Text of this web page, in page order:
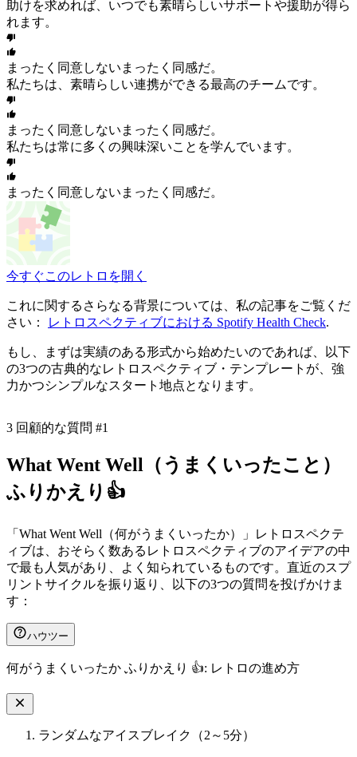
助けを求めれば、いつでも素晴らしいサポートや援助が得ら
れます。
まったく同意しない まったく同感だ。
私たちは、素晴らしい連携ができる最高のチームです。
まったく同意しない まったく同感だ。
私たちは常に多くの興味深いことを学んでいます。
まったく同意しない まったく同感だ。
今すぐこのレトロを開く
これに関するさらなる背景については、私の記事をご覧くだ
さい：
レトロスペクティブにおける Spotify Health Check.
もし、まずは実績のある形式から始めたいのであれば、以下
の3つの古典的なレトロスペクティブ・テンプレートが、強
力かつシンプルなスタート地点となります。
3 回顧的な質問 #1
What Went Well（うまくいったこと）
ふりかえり👍
「What Went Well（何がうまくいったか）」レトロスペクテ
ィブは、おそらく数あるレトロスペクティブのアイデアの中
で最も人気があり、よく知られているものです。直近のスプ
リントサイクルを振り返り、以下の3つの質問を投げかけま
す：
ハウツー
何がうまくいったか ふりかえり 👍: レトロの進め方
ランダムなアイスブレイク（2～5分）